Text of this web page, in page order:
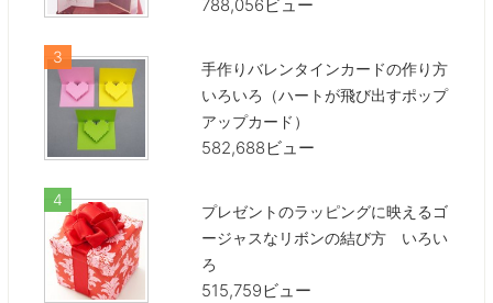
788,056ビュー
手作りバレンタインカードの作り方
いろいろ（ハートが飛び出すポップ
アップカード）
582,688ビュー
プレゼントのラッピングに映えるゴ
ージャスなリボンの結び方 いろい
ろ
515,759ビュー